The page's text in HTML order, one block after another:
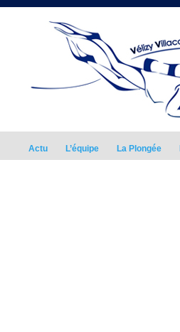
Actu L’équipe La Plongée